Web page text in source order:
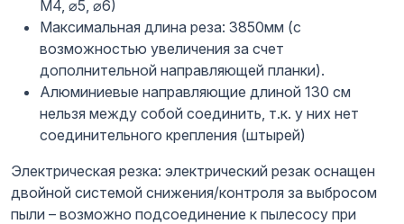
М4, ⌀5, ⌀6)
Максимальная длина реза: 3850мм (с
возможностью увеличения за счет
дополнительной направляющей планки).
Алюминиевые направляющие длиной 130 см
нельзя между собой соединить, т.к. у них нет
соединительного крепления (штырей)
Электрическая резка: электрический резак оснащен
двойной системой снижения/контроля за выбросом
пыли – возможно подсоединение к пылесосу при